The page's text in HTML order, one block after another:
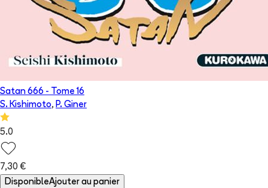
Satan 666 - Tome 16
S. Kishimoto, P. Giner
5.0
7,30 €
DisponibleAjouter au panier